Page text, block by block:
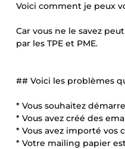
Voici comment je peux
Car vous ne le savez
par les TPE et PME.
## Voici les problèmes
* Vous souhaitez
* Vous avez créé des
* Vous avez importé vos
* Votre mailing papier